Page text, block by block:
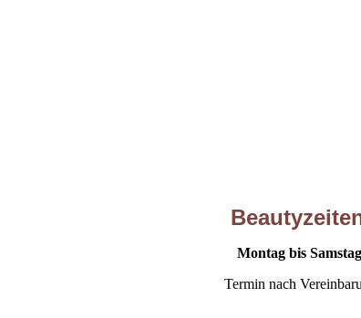
Montag bis Samstag
Termin nach